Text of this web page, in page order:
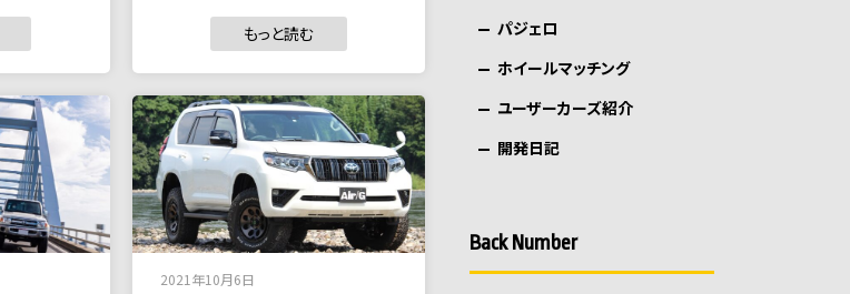
もっと読む
2021年10月6日
パジェロ
ホイールマッチング
ユーザーカーズ紹介
開発日記
Back Number